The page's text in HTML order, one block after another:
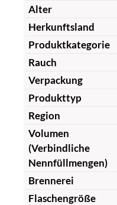
Alter
Herkunftsland
Produktkategorie
Rauch
Verpackung
Produkttyp
Region
Volumen
(Verbindliche
Nennfüllmengen)
Brennerei
Flaschengröße